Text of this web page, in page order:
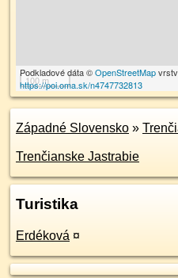
100 m
Podkladové dáta ©OpenStreetMap
https://poi.oma.sk/n4747732813
Západné Slovensko »
Trenčianske Jastrabie
Turistika
Erdéková ¤